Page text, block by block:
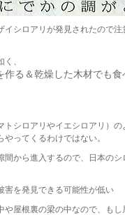
シロアリが発見されたので注
、
作る＆乾燥した木材でも食
シロアリやイエシロアリ）の
ってくるわけではない。
間から進入するので、日本の
害を発見できる可能性が低い
屋根裏の梁の中なので、もし